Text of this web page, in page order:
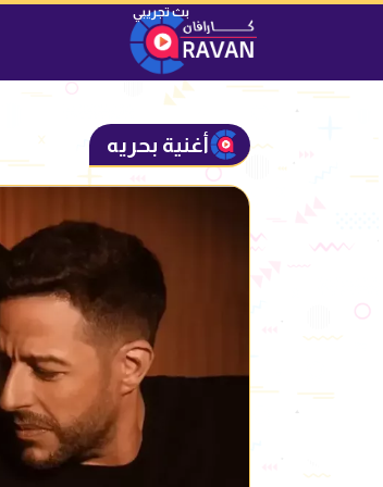
أغنية بحريه